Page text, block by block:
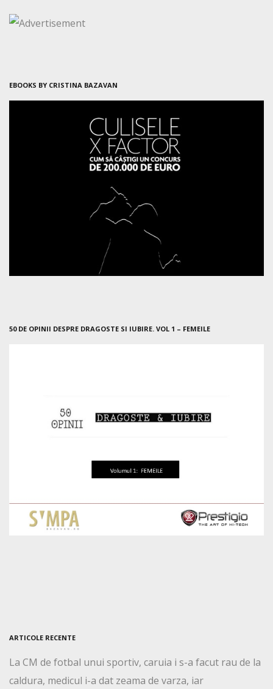
EBOOKS BY CRISTINA BAZAVAN
50 DE OPINII DESPRE DRAGOSTE SI IUBIRE. VOL 1 – FEMEILE
ARTICOLE RECENTE
La CM de fotbal unui sportiv, caruia i s-a facut rau de la
caldura, medicul i-a dat zeama de varza, iar